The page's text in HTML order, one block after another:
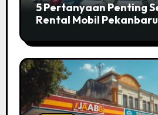
5 Pertanyaan Penting
Rental Mobil Pekanbaru